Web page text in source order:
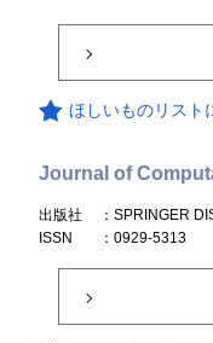
ほしいものリスト
Journal of
出版社
：SPRINGER
ISSN
：0929-5313